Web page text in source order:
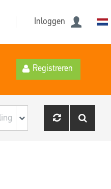
Inloggen
Registreren